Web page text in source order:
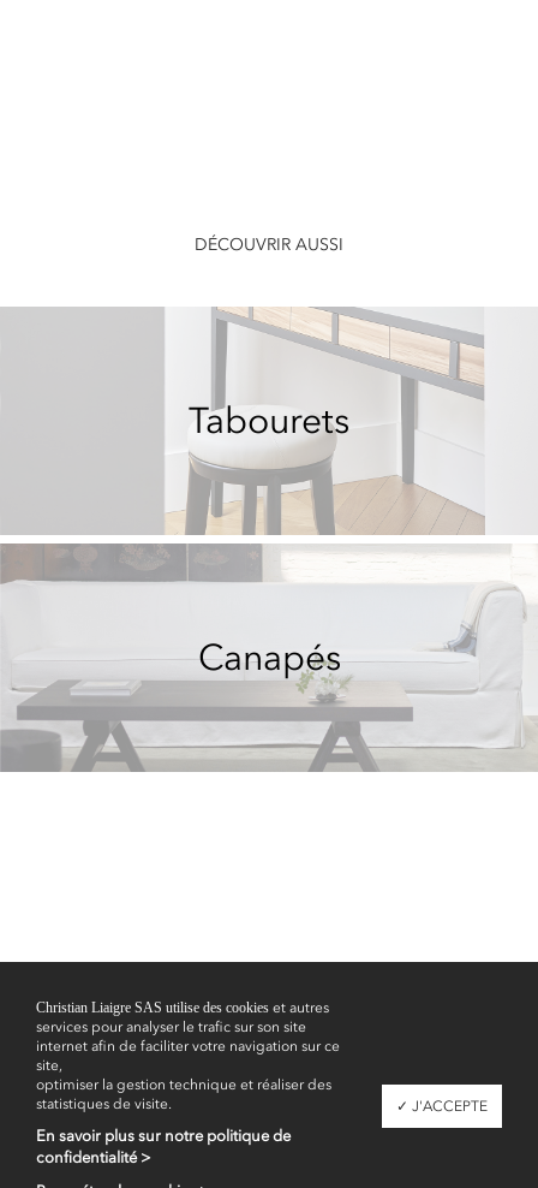
DÉCOUVRIR AUSSI
Tabourets
Canapés
✓ J'ACCEPTE
Christian Liaigre SAS utilise des cookies et autres
services pour analyser le trafic sur son site
internet afin de faciliter votre navigation sur ce
site,
optimiser la gestion technique et réaliser des
statistiques de visite.
En savoir plus sur notre politique de
confidentialité >